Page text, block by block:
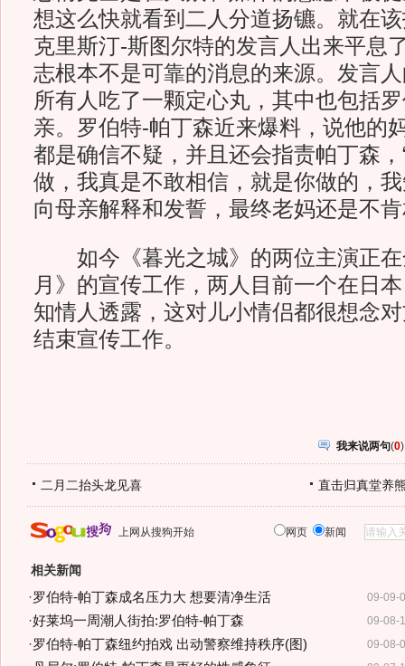
想这么快就看到二人分道扬镳。就在
克里斯汀-斯图尔特的发言人出来平息
志根本不是可靠的消息的来源。发言
所有人吃了一颗定心丸，其中也包括
亲。罗伯特-帕丁森近来爆料，说他的
都是确信不疑，并且还会指责帕丁森
做，我真是不敢相信，就是你做的，
向母亲解释和发誓，最终老妈还是不
如今《暮光之城》的两位主演正在
月》的宣传工作，两人目前一个在日
知情人透露，这对儿小情侣都很想念
结束宣传工作。
我来说两句(0)
二月二抬头龙见喜 直击归真堂养
上网从搜狗开始 网页 新闻
相关新闻
09-09-
·罗伯特-帕丁森成名压力大 想要清净生活
09-08-
·好莱坞一周潮人街拍:罗伯特-帕丁森
09-08-
·罗伯特-帕丁森纽约拍戏 出动警察维持秩序(图)